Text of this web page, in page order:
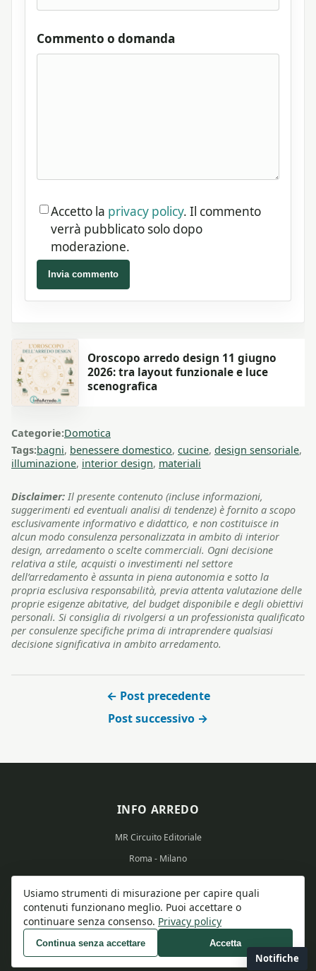
Commento o domanda
Accetto la privacy policy. Il commento
verrà pubblicato solo dopo
moderazione.
Invia commento
Oroscopo arredo design 11 giugno
2026: tra layout funzionale e luce
scenografica
Categorie:Domotica
Tags:bagni, benessere domestico, cucine, design sensoriale,
illuminazione, interior design, materiali
Disclaimer: Il presente contenuto (incluse informazioni,
suggerimenti ed eventuali analisi di tendenze) è fornito a scopo
esclusivamente informativo e didattico, e non costituisce in
alcun modo consulenza personalizzata in ambito di interior
design, arredamento o scelte commerciali. Ogni decisione
relativa a stile, acquisti o investimenti nel settore
dell’arredamento è assunta in piena autonomia e sotto la
propria esclusiva responsabilità, previa attenta valutazione delle
proprie esigenze abitative, del budget disponibile e degli obiettivi
personali. Si consiglia di rivolgersi a un professionista qualificato
per consulenze specifiche prima di intraprendere qualsiasi
decisione significativa in ambito arredamento.
← Post precedente
Post successivo →
INFO ARREDO
MR Circuito Editoriale
Roma - Milano
Partita IVA: 15569351008
© 2026 Info Arredo - Tutti i diritti riservati.
Usiamo strumenti di misurazione per capire quali
contenuti funzionano meglio. Puoi accettare o
continuare senza consenso. Privacy policy
Continua senza accettare Accetta
Notifiche